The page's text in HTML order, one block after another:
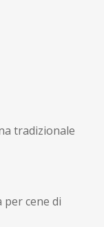
tradizionale
cene di